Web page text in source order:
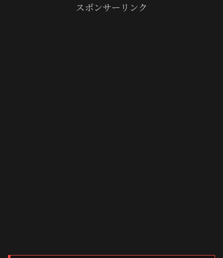
スポンサーリンク